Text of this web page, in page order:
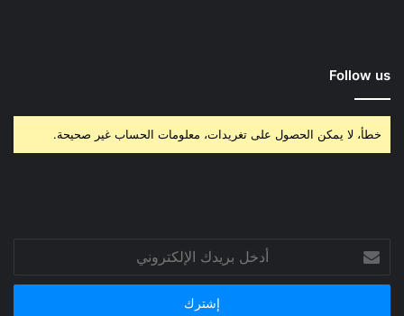
Follow us
خطأ، لا يمكن الحصول على تغريدات، معلومات الحساب غير صحيحة.
بريدك
الإلكتروني